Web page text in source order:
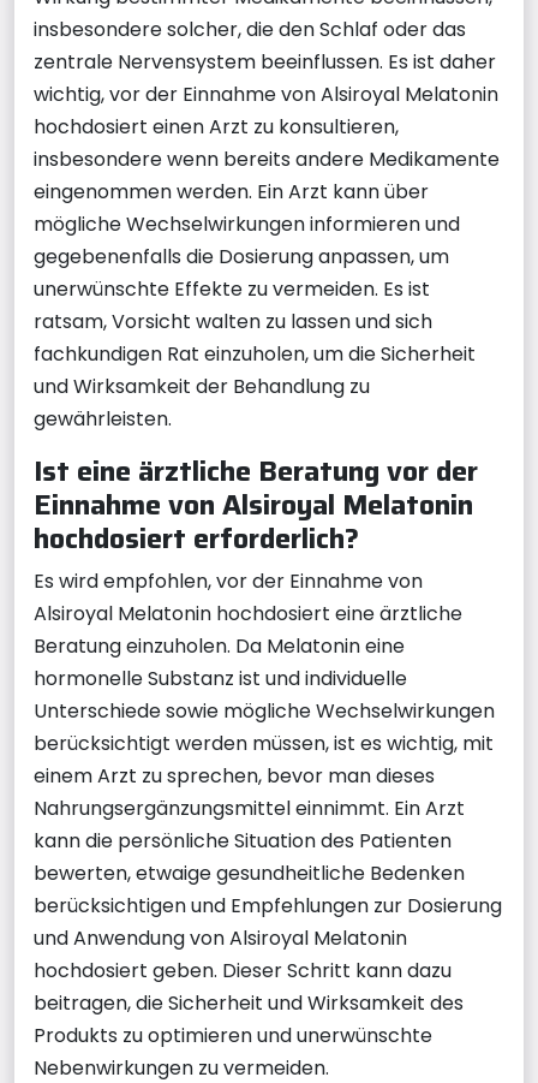
insbesondere solcher, die den Schlaf oder das
zentrale Nervensystem beeinflussen. Es ist daher
wichtig, vor der Einnahme von Alsiroyal Melatonin
hochdosiert einen Arzt zu konsultieren,
insbesondere wenn bereits andere Medikamente
eingenommen werden. Ein Arzt kann über
mögliche Wechselwirkungen informieren und
gegebenenfalls die Dosierung anpassen, um
unerwünschte Effekte zu vermeiden. Es ist
ratsam, Vorsicht walten zu lassen und sich
fachkundigen Rat einzuholen, um die Sicherheit
und Wirksamkeit der Behandlung zu
gewährleisten.
Ist eine ärztliche Beratung vor der
Einnahme von Alsiroyal Melatonin
hochdosiert erforderlich?
Es wird empfohlen, vor der Einnahme von
Alsiroyal Melatonin hochdosiert eine ärztliche
Beratung einzuholen. Da Melatonin eine
hormonelle Substanz ist und individuelle
Unterschiede sowie mögliche Wechselwirkungen
berücksichtigt werden müssen, ist es wichtig, mit
einem Arzt zu sprechen, bevor man dieses
Nahrungsergänzungsmittel einnimmt. Ein Arzt
kann die persönliche Situation des Patienten
bewerten, etwaige gesundheitliche Bedenken
berücksichtigen und Empfehlungen zur Dosierung
und Anwendung von Alsiroyal Melatonin
hochdosiert geben. Dieser Schritt kann dazu
beitragen, die Sicherheit und Wirksamkeit des
Produkts zu optimieren und unerwünschte
Nebenwirkungen zu vermeiden.